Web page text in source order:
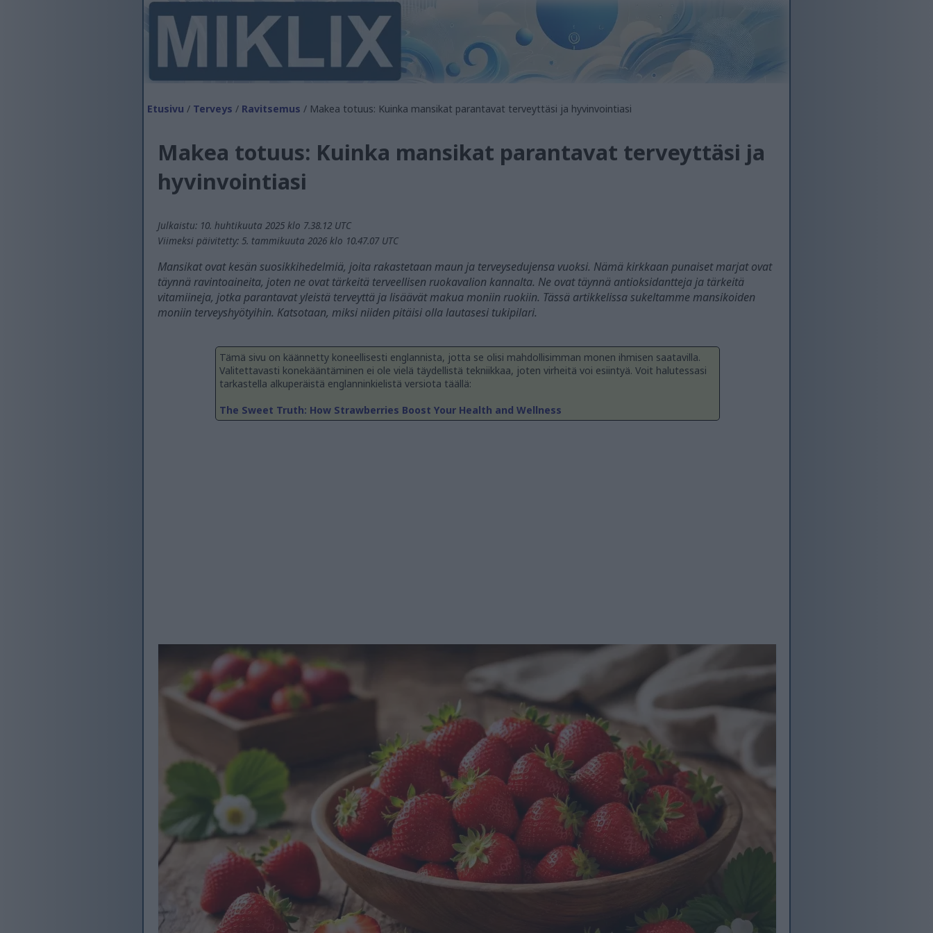
Etusivu / Terveys / Ravitsemus / Makea totuus: Kuinka mansikat parantavat terveyttäsi ja hyvinvointiasi
Makea totuus: Kuinka mansikat parantavat terveyttäsi ja
hyvinvointiasi
Julkaistu: 10. huhtikuuta 2025 klo 7.38.12 UTC
Viimeksi päivitetty: 5. tammikuuta 2026 klo 10.47.07 UTC
Mansikat ovat kesän suosikkihedelmiä, joita rakastetaan maun ja terveysedujensa vuoksi. Nämä kirkkaan punaiset marjat ovat
täynnä ravintoaineita, joten ne ovat tärkeitä terveellisen ruokavalion kannalta. Ne ovat täynnä antioksidantteja ja tärkeitä
vitamiineja, jotka parantavat yleistä terveyttä ja lisäävät makua moniin ruokiin. Tässä artikkelissa sukeltamme mansikoiden
moniin terveyshyötyihin. Katsotaan, miksi niiden pitäisi olla lautasesi tukipilari.
Tämä sivu on käännetty koneellisesti englannista, jotta se olisi mahdollisimman monen ihmisen saatavilla.
Valitettavasti konekääntäminen ei ole vielä täydellistä tekniikkaa, joten virheitä voi esiintyä. Voit halutessasi
tarkastella alkuperäistä englanninkielistä versiota täällä:
The Sweet Truth: How Strawberries Boost Your Health and Wellness